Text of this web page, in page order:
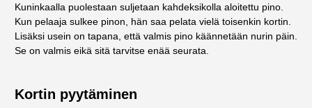
Kuninkaalla puolestaan suljetaan kahdeksikolla aloitettu pino.
Kun pelaaja sulkee pinon, hän saa pelata vielä toisenkin kortin.
Lisäksi usein on tapana, että valmis pino käännetään nurin päin.
Se on valmis eikä sitä tarvitse enää seurata.
Kortin pyytäminen